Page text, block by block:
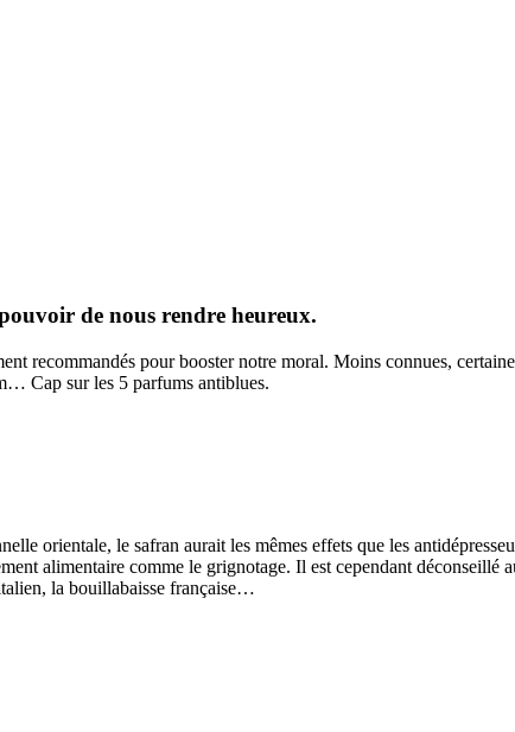
de nous rendre heureux.
recommandés pour booster notre moral. Moins connues,
Cap sur les 5 parfums antiblues.
orientale, le safran aurait les mêmes effets que les
alimentaire comme le grignotage. Il est cependant déconseillé
la bouillabaisse française…